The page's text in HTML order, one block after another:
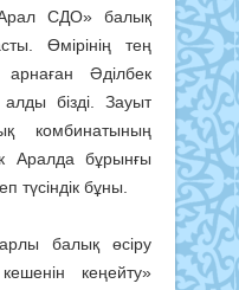
СДО» балық
Өмірінің тең
Әділбек
бізді. Зауыт
комбинатының
Аралда бұрынғы
түсіндік бұны.
ба­лық өсіру
кеңейту»